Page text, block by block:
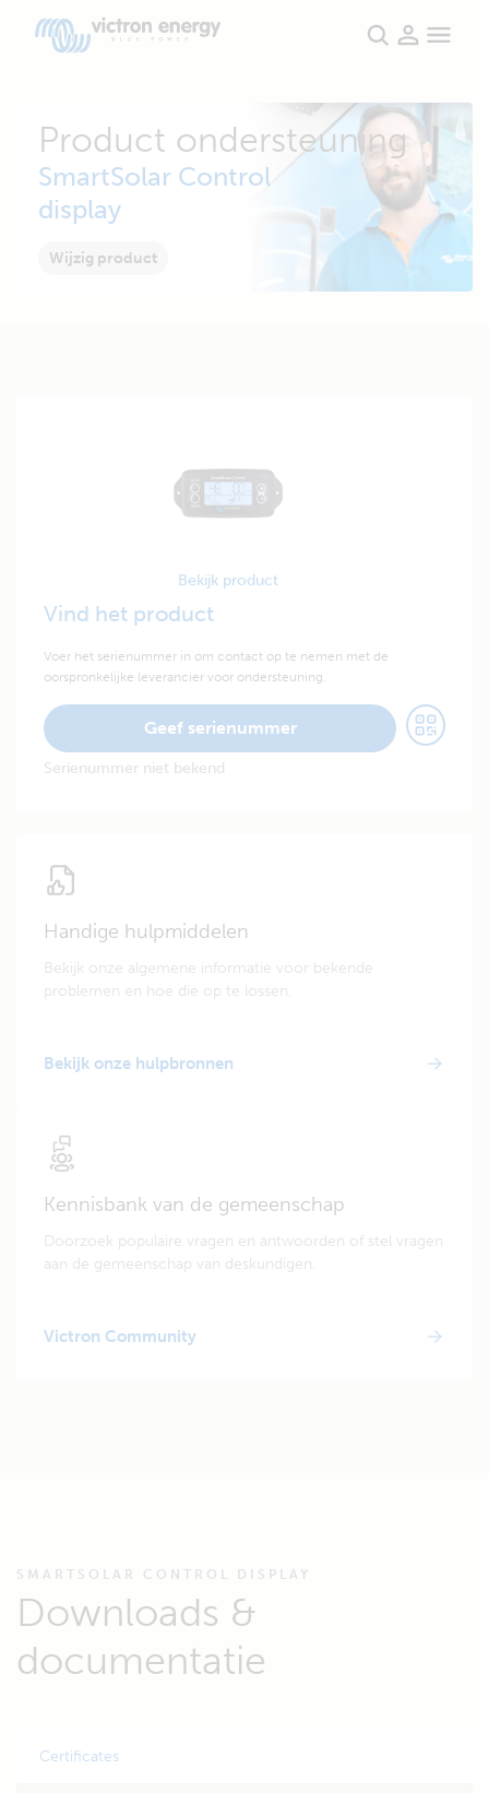
Product ondersteuning
SmartSolar Control
display
Wijzig product
Bekijk product
Vind het product
Voer het serienummer in om contact op te nemen met de
oorspronkelijke leverancier voor ondersteuning.
Geef serienummer
Serienummer niet bekend
Handige hulpmiddelen
Bekijk onze algemene informatie voor bekende
problemen en hoe die op te lossen.
Bekijk onze hulpbronnen
Kennisbank van de gemeenschap
Doorzoek populaire vragen en antwoorden of stel vragen
aan de gemeenschap van deskundigen.
Victron Community
SMARTSOLAR CONTROL DISPLAY
Downloads &
documentatie
Certificates